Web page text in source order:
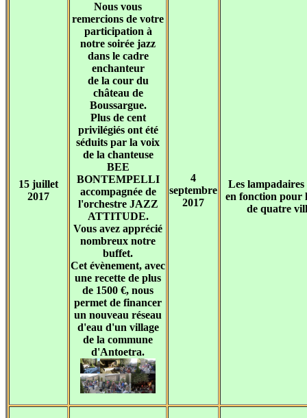
15 juillet
2017
Nous vous
remercions de votre
participation à
notre soirée jazz
dans le cadre
enchanteur
de la cour du
château de
Boussargue.
Plus de cent
privilégiés ont été
séduits par la voix
de la chanteuse
BEE
BONTEMPELLI
accompagnée de
l'orchestre JAZZ
ATTITUDE.
Vous avez apprécié
nombreux notre
buffet.
Cet évènement, avec
une recette de plus
de 1500 €, nous
permet de financer
un nouveau réseau
d'eau d'un village
de la commune
d'Antoetra.
4
septembre
2017
Les lampadaires
en fonction pour
de quatre